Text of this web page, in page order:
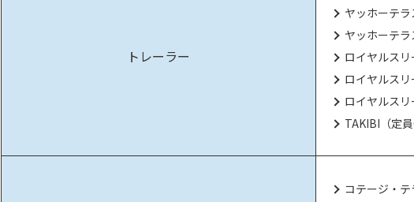
トレーラー
ヤッホーテ
ヤッホーテ
ロイヤルス
ロイヤルス
ロイヤルス
TAKIBI（定
コテージ・